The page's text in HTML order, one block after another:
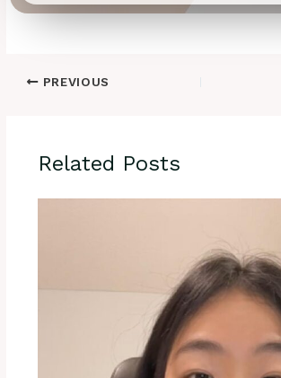
PREVIOUS
Related Posts